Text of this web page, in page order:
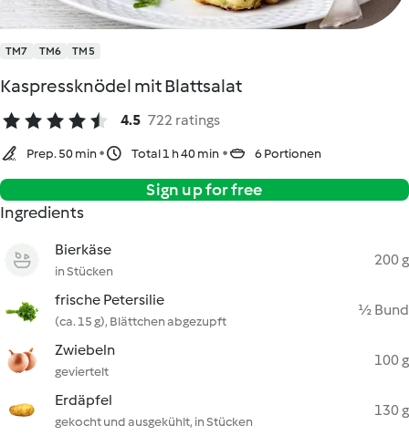
TM7 TM6 TM5
Kaspressknödel mit Blattsalat
4.5 722 ratings
Prep. 50 min Total 1 h 40 min 6 Portionen
Sign up for free
Ingredients
Bierkäse
in Stücken
200 g
frische Petersilie
(ca. 15 g), Blättchen abgezupft
½ Bund
Zwiebeln
geviertelt
100 g
Erdäpfel
gekocht und ausgekühlt, in Stücken
130 g